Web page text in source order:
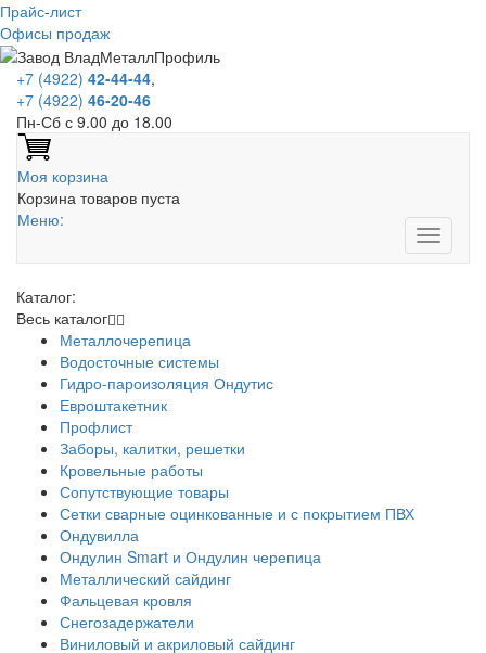
Прайс-лист
Офисы продаж
+7 (4922) 42-44-44,
+7 (4922) 46-20-46
Пн-Сб с 9.00 до 18.00
Моя корзина
Корзина товаров пуста
Меню:
Каталог:
Весь каталог
Металлочерепица
Водосточные системы
Гидро-пароизоляция Ондутис
Евроштакетник
Профлист
Заборы, калитки, решетки
Кровельные работы
Сопутствующие товары
Сетки сварные оцинкованные и с покрытием ПВХ
Ондувилла
Ондулин Smart и Ондулин черепица
Металлический сайдинг
Фальцевая кровля
Снегозадержатели
Виниловый и акриловый сайдинг